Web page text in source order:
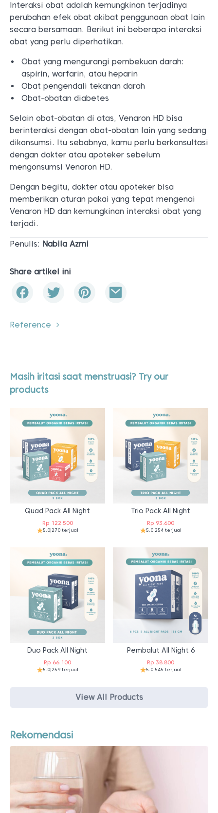
Interaksi obat adalah kemungkinan terjadinya
perubahan efek obat akibat penggunaan obat lain
secara bersamaan. Berikut ini beberapa interaksi
obat yang perlu diperhatikan.
Obat yang mengurangi pembekuan darah:
aspirin, warfarin, atau heparin
Obat pengendali tekanan darah
Obat-obatan diabetes
Selain obat-obatan di atas, Venaron HD bisa
berinteraksi dengan obat-obatan lain yang sedang
dikonsumsi. Itu sebabnya, kamu perlu berkonsultasi
dengan dokter atau apoteker sebelum
mengonsumsi Venaron HD.
Dengan begitu, dokter atau apoteker bisa
memberikan aturan pakai yang tepat mengenai
Venaron HD dan kemungkinan interaksi obat yang
terjadi.
Penulis: Nabila Azmi
Share artikel ini
Reference
Masih iritasi saat menstruasi? Try our
products
Quad Pack All Night
Rp122.500
5.0|270 terjual
Trio Pack All Night
Rp 93.600
5.0|254 terjual
Duo Pack All Night
Rp 66.100
5.0|259 terjual
Pembalut All Night 6
Rp 38.800
5.0|545 terjual
View All Products
Rekomendasi